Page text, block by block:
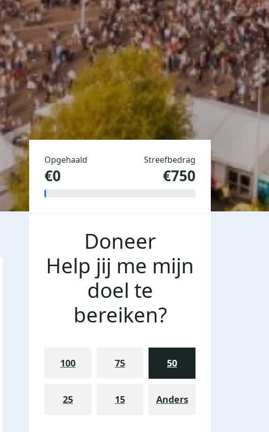
Opgehaald
€0
Streefbedrag
€750
Doneer
Help jij me mijn
doel te
bereiken?
100 75 50
25 15 Anders